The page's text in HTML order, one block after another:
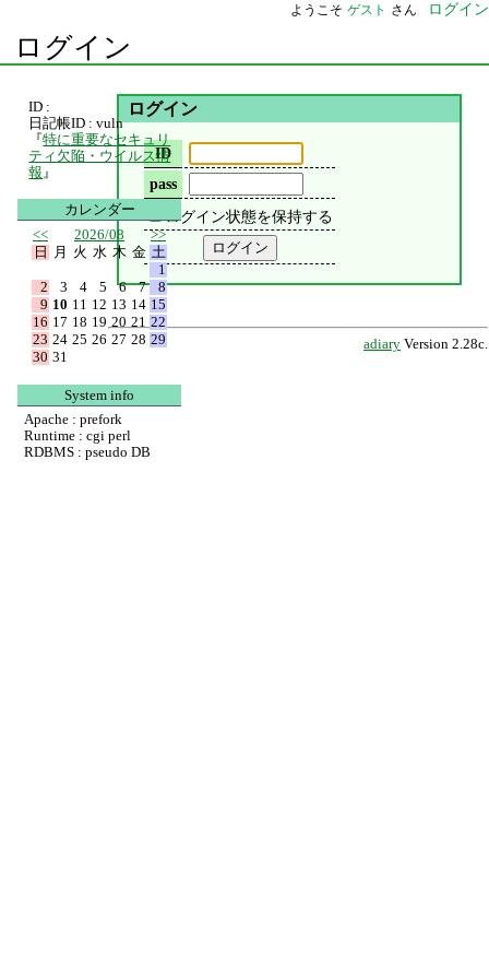
ようこそ ゲスト さん ログイン
ログイン
ログイン
ID
pass
ログイン状態を保持する
adiary Version 2.28c.
ID :
日記帳ID : vuln
『特に重要なセキュリ
ティ欠陥・ウイルス情
報 』
カレンダー
<<
2026/08
>>
日
月 火 水 木 金 土
1
2
3 4 5 6 7
8
9 10 11 12 13 14 15
16 17 18 19 20 21 22
23 24 25 26 27 28 29
30 31
System info
Apache : prefork
Runtime : cgi perl
RDBMS : pseudo DB